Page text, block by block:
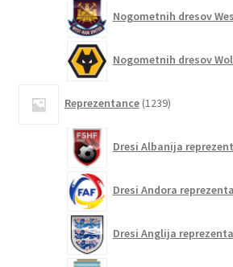
Nogometnih dresov
Nogometnih dresov
Reprezentance 1239izdelkov
Dresi Albanija
Dresi Andora
Dresi Anglija